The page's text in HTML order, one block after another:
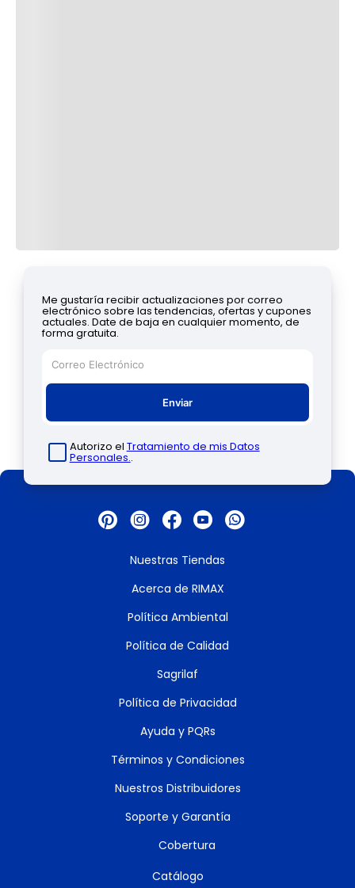
Me gustaría recibir actualizaciones por correo
electrónico sobre las tendencias, ofertas y cupones
actuales. Date de baja en cualquier momento, de
forma gratuita.
Enviar
Autorizo el Tratamiento de mis Datos
Personales..
Nuestras Tiendas
Acerca de RIMAX
Política Ambiental
Política de Calidad
Sagrilaf
Política de Privacidad
Ayuda y PQRs
Términos y Condiciones
Nuestros Distribuidores
Soporte y Garantía
Cobertura
Catálogo